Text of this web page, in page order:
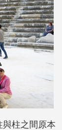
柱之間原本